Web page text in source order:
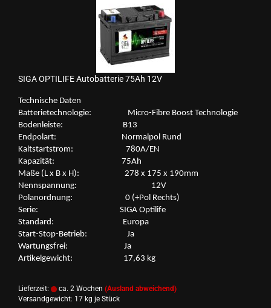
SIGA OP­TI­LI­FE Au­to­bat­te­rie 75Ah 12V
Tech­ni­sche Daten
Bat­te­rie­tech­no­lo­gie: Micro-​Fibre Boost Tech­no­lo­gie
Bo­den­leis­te: B13
End­po­lart: Nor­mal­pol Rund
Kalt­start­strom: 780A/EN
Ka­pa­zi­tät: 75Ah
Maße (L x B x H): 278 x 175 x 190mm
Nenn­span­nung: 12V
Po­l­an­ord­nung: 0 (+Pol Rechts)
Serie: SIGA Op­ti­li­fe
Stan­dard: Eu­ro­pa
Start-​Stop-Betrieb: Ja
War­tungs­frei: Ja
Ar­ti­kel­ge­wicht: 17,63 kg
Lieferzeit: ca. 2 Wochen (Ausland abweichend)
Versandgewicht: 17 kg je Stück